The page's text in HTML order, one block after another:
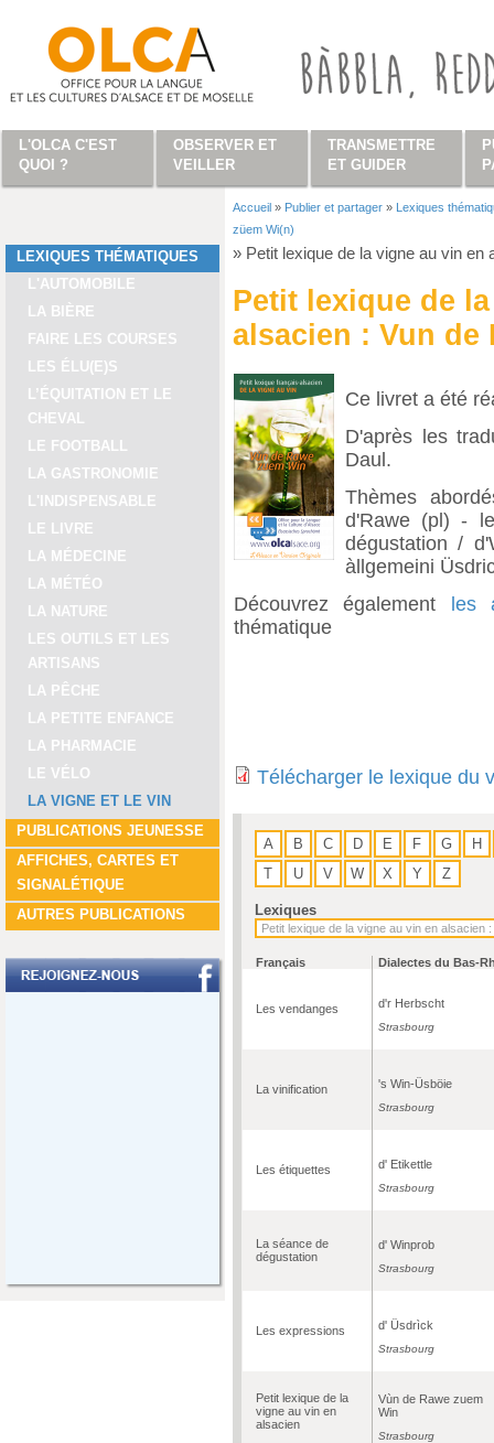
LEXIQUES THÉMATIQUES
L'AUTOMOBILE
LA BIÈRE
FAIRE LES COURSES
LES ÉLU(E)S
L’ÉQUITATION ET LE
CHEVAL
LE FOOTBALL
LA GASTRONOMIE
L'INDISPENSABLE
LE LIVRE
LA MÉDECINE
LA MÉTÉO
LA NATURE
LES OUTILS ET LES
ARTISANS
LA PÊCHE
LA PETITE ENFANCE
LA PHARMACIE
LE VÉLO
LA VIGNE ET LE VIN
PUBLICATIONS JEUNESSE
AFFICHES, CARTES ET
SIGNALÉTIQUE
AUTRES PUBLICATIONS
Vous êtes ici
Accueil » Publier et partager » Lexiques
züem Wi(n)
» Petit lexique de la vigne au vin
Petit lexique de
alsacien : Vun de
Ce livret a été
D'après les
Daul.
Thèmes
d'Rawe (pl) -
dégustation /
àllgemeini
Découvrez également les
thématique
Télécharger le lexique du
A B C D E F G
H
T
U V W X Y Z
Lexiques
Français Dialectes du Bas-
Les vendanges d'r Herbscht
Strasbourg
La vinification 's Win-Üsböie
Strasbourg
Les étiquettes d' Etikettle
Strasbourg
La séance de
dégustation
d' Winprob
Strasbourg
Les expressions d' Üsdrìck
Strasbourg
Petit lexique de la
vigne au vin en
alsacien
Vùn de Rawe zuem
Win
Strasbourg
L'OLCA C'EST
QUOI ?
OBSERVER ET
VEILLER
TRANSMETTRE
ET GUIDER